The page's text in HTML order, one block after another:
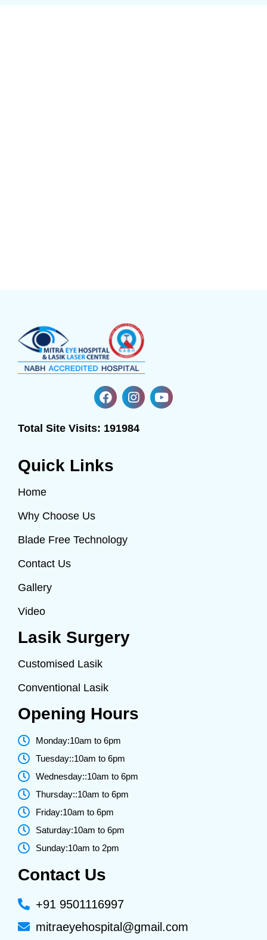
Total Site Visits: 191984
Quick Links
Home
Why Choose Us
Blade Free Technology
Contact Us
Gallery
Video
Lasik Surgery
Customised Lasik
Conventional Lasik
Opening Hours
Monday:10am to 6pm
Tuesday::10am to 6pm
Wednesday::10am to 6pm
Thursday::10am to 6pm
Friday:10am to 6pm
Saturday:10am to 6pm
Sunday:10am to 2pm
Contact Us
+91 9501116997
mitraeyehospital@gmail.com